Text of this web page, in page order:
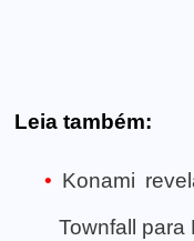
Leia também:
Konami
Townfall para